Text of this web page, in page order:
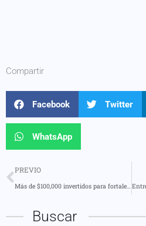
Compartir
Facebook Twitter
WhatsApp
PREVIO
Más de $100,000 invertidos para fortalecer a los emprendedores de Pastaza.
Buscar